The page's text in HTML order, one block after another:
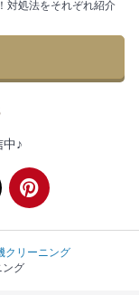
対処法をそれぞれ紹介
♪
クリーニング
ング